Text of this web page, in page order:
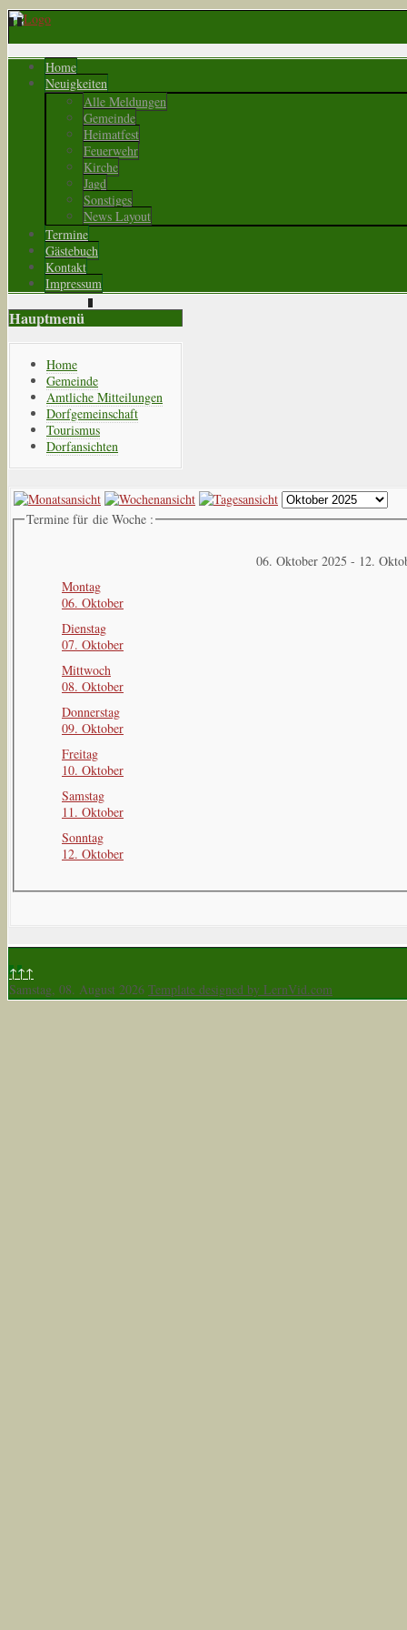
Home
Neuigkeiten
Alle Meldungen
Gemeinde
Heimatfest
Feuerwehr
Kirche
Jagd
Sonstiges
News Layout
Termine
Gästebuch
Kontakt
Impressum
Hauptmenü
Home
Gemeinde
Amtliche Mitteilungen
Dorfgemeinschaft
Tourismus
Dorfansichten
Termine für die Woche :
06. Oktober 2025 - 12.
Montag
06. Oktober
Dienstag
07. Oktober
Mittwoch
08. Oktober
Donnerstag
09. Oktober
Freitag
10. Oktober
Samstag
11. Oktober
Sonntag
12. Oktober
↑↑↑
Samstag, 08. August 2026 Template designed by LernVid.com